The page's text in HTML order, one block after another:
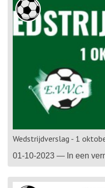
Wedstrijdverslag - 1